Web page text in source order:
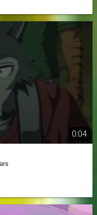
0:04